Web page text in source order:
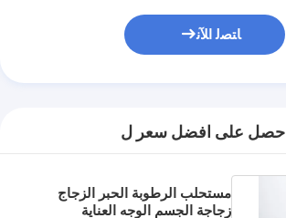
ﺎﺘﺼﻟ ﺍﻶﻧ
احصل على افضل سعر ل
مستحلب الرطوبة الحبر الزجاج
زجاجة الجسم الوجه العناية